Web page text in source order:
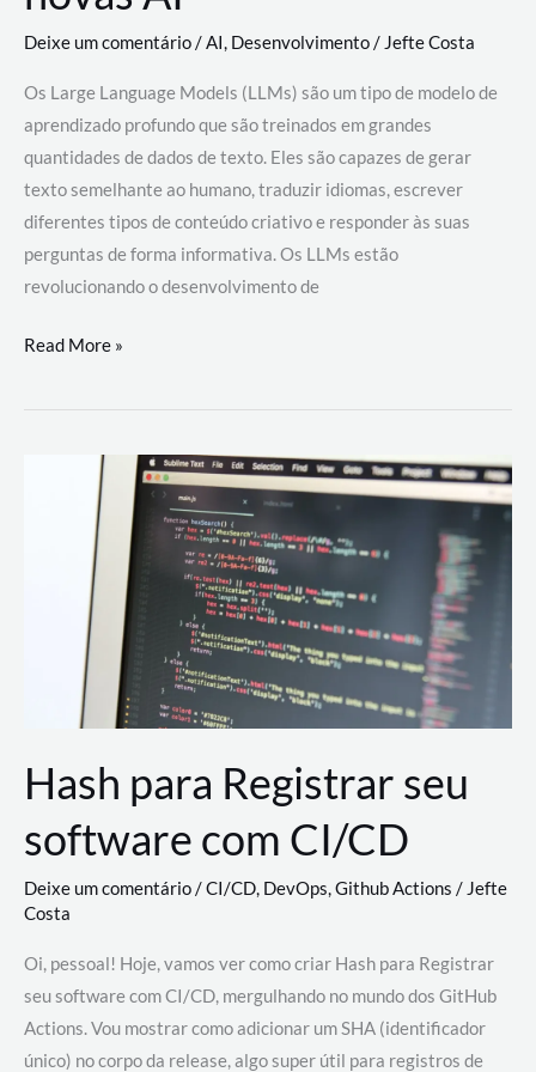
Deixe um comentário/AI, Desenvolvimento/ Jefte Costa
Os Large Language Models (LLMs) são um tipo de modelo de
aprendizado profundo que são treinados em grandes
quantidades de dados de texto. Eles são capazes de gerar
texto semelhante ao humano, traduzir idiomas, escrever
diferentes tipos de conteúdo criativo e responder às suas
perguntas de forma informativa. Os LLMs estão
revolucionando o desenvolvimento de
Large
Models
revolucionando
desenvolvimento
Read More »
Hash para Registrar seu
software com CI/CD
Deixe um comentário/CI/CD, DevOps,Github Actions /Jefte
Costa
Oi, pessoal! Hoje, vamos ver como criar Hash para Registrar
seu software com CI/CD, mergulhando no mundo dos GitHub
Actions. Vou mostrar como adicionar um SHA (identificador
único) no corpo da release, algo super útil para registros de